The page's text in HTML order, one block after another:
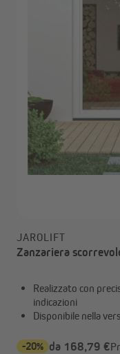
JAROLIFT
Zanzariera
Realizzato con
indicazioni
Disponibile nella
-20% da 168,79 €